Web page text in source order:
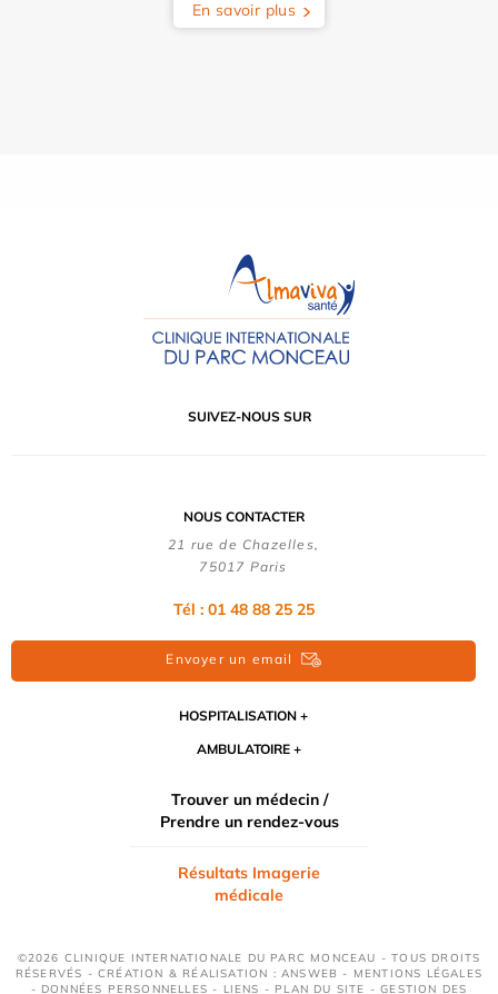
En savoir plus
SUIVEZ-NOUS SUR
NOUS CONTACTER
21 rue de Chazelles,
75017 Paris
Tél : 01 48 88 25 25
Envoyer un email
HOSPITALISATION
AMBULATOIRE
Trouver un médecin /
Prendre un rendez-vous
Résultats Imagerie
médicale
©2026 CLINIQUE INTERNATIONALE DU PARC MONCEAU - TOUS DROITS
RÉSERVÉS - CRÉATION & RÉALISATION : ANSWEB - MENTIONS LÉGALES
- DONNÉES PERSONNELLES - LIENS - PLAN DU SITE -GESTION DES